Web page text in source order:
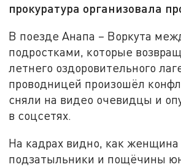
прокуратура организовала
В поезде Анапа – Воркута
подростками, которые
летнего оздоровительного
проводницей произошёл
сняли на видео очевидцы и
в соцсетях.
На кадрах видно, как женщина
подзатыльники и пощёчины